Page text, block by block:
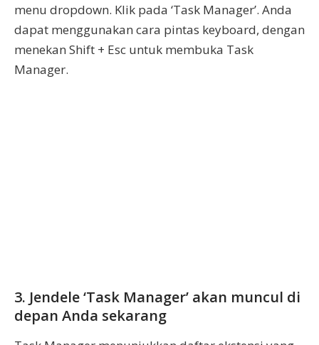
menu dropdown. Klik pada ‘Task Manager’. Anda
dapat menggunakan cara pintas keyboard, dengan
menekan Shift + Esc untuk membuka Task
Manager.
3. Jendele ‘Task Manager’ akan muncul di
depan Anda sekarang